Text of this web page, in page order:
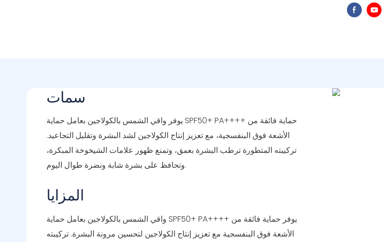
سمات
يوفر واقي الشمس بالكولاجين بعامل حماية SPF50+ PA++++ حماية فائقة من
الأشعة فوق البنفسجية، مع تعزيز إنتاج الكولاجين لشد البشرة وتقليل التجاعيد.
تركيبته المتطورة ترطب البشرة بعمق، وتمنع ظهور علامات الشيخوخة المبكرة،
وتحافظ على بشرة شابة ونضرة طوال اليوم.
المزايا
واقي الشمس بالكولاجين بعامل حماية SPF50+ PA++++ يوفر حماية فائقة من
الأشعة فوق البنفسجية مع تعزيز إنتاج الكولاجين لتحسين مرونة البشرة. تركيبته